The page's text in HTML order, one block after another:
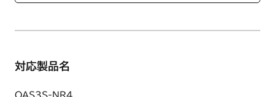
【使用方法/使用上の注意事項】
性能・仕様向上、定価アップのため品コード変更あり
対応製品名
OAS3S-NR4